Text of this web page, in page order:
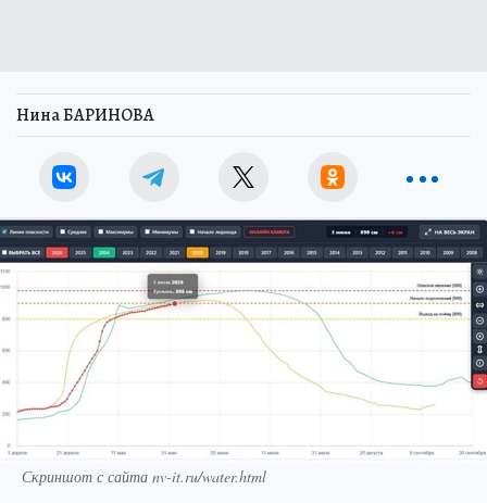
Нина БАРИНОВА
Скриншот с сайта nv-it.ru/water.html